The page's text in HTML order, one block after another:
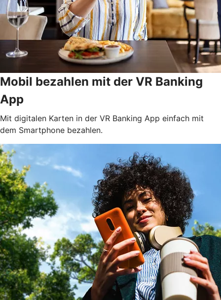
Mobil bezahlen mit der VR Banking
App
Mit digitalen Karten in der VR Banking App einfach mit
dem Smartphone bezahlen.